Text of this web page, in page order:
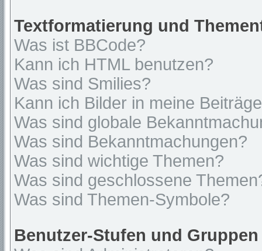
Textformatierung und
Was ist BBCode?
Kann ich HTML benutzen?
Was sind Smilies?
Kann ich Bilder in meine
Was sind globale
Was sind Bekanntmachungen?
Was sind wichtige Themen?
Was sind geschlossene
Was sind Themen-Symbole?
Benutzer-Stufen und Gruppen